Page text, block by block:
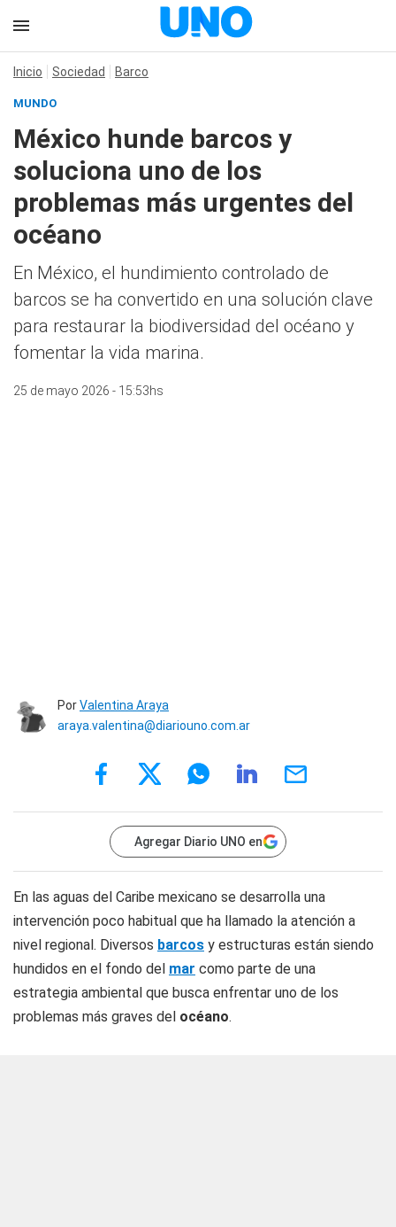
Inicio Sociedad Barco
MUNDO
México hunde barcos y
soluciona uno de los
problemas más urgentes del
océano
En México, el hundimiento controlado de
barcos se ha convertido en una solución clave
para restaurar la biodiversidad del océano y
fomentar la vida marina.
25 de mayo 2026 - 15:53hs
PorValentina Araya
araya.valentina@diariouno.com.ar
Agregar Diario UNO en
En las aguas del Caribe mexicano se desarrolla una
intervención poco habitual que ha llamado la atención a
nivel regional. Diversos barcos y estructuras están siendo
hundidos en el fondo del mar como parte de una
estrategia ambiental que busca enfrentar uno de los
problemas más graves del océano.